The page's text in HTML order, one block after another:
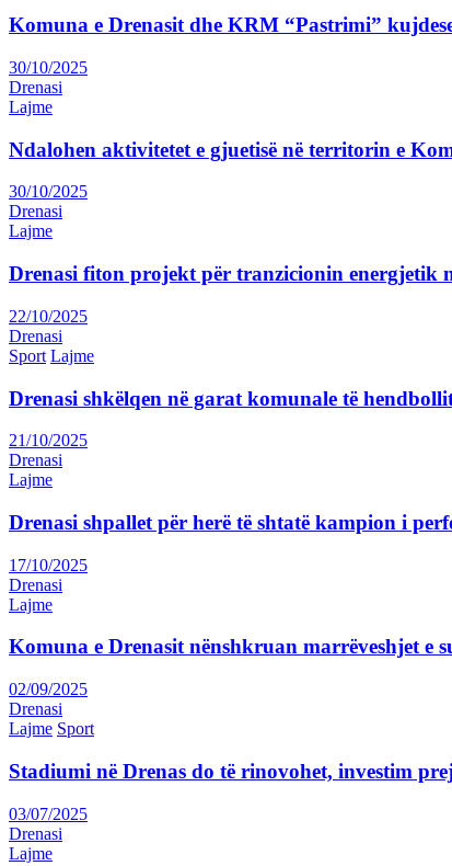
Komuna e Drenasit dhe KRM “Pastrimi”
30/10/2025
Drenasi
Lajme
Ndalohen aktivitetet e gjuetisë në territorin e
30/10/2025
Drenasi
Lajme
Drenasi fiton projekt për tranzicionin energjetik
22/10/2025
Drenasi
Sport Lajme
Drenasi shkëlqen në garat komunale të
21/10/2025
Drenasi
Lajme
Drenasi shpallet për herë të shtatë kampion i
17/10/2025
Drenasi
Lajme
Komuna e Drenasit nënshkruan marrëveshjet e
02/09/2025
Drenasi
Lajme Sport
Stadiumi në Drenas do të rinovohet, investim
03/07/2025
Drenasi
Lajme